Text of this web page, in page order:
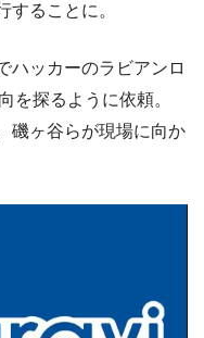
することに。
ハッカーのラビアンロ
を探るように依頼。
磯ヶ谷らが現場に向か